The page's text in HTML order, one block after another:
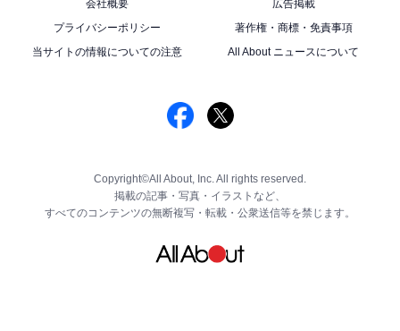
会社概要
広告掲載
プライバシーポリシー
著作権・商標・免責事項
当サイトの情報についての注意
All About ニュースについて
Copyright©All About, Inc. All rights reserved.
掲載の記事・写真・イラストなど、
すべてのコンテンツの無断複写・転載・公衆送信等を禁じます。